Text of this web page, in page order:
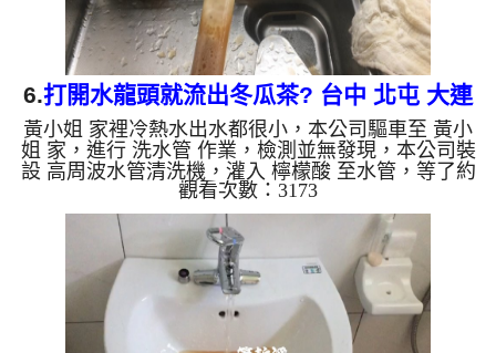
6.打開水龍頭就流出冬瓜茶? 台中 北屯 大連
路 水管清洗
黃小姐 家裡冷熱水出水都很小，本公司驅車至 黃小
姐 家，進行 洗水管 作業，檢測並無發現，本公司裝
設 高周波水管清洗機，灌入 檸檬酸 至水管，等了約
15分，開啟 水管清洗機 ，啟動 螺旋波 模式，剛洗就
流出髒水，顏色越來越深，看起來跟冬瓜茶一樣，兩
個多小時後，出水量回復了。 如是自來水，如水管
老化，會產生鐵鏽跟泥沙堆積，洗出來的水就會是咖
啡色，地下水含有氧化錳，管壁上會結成黑色管垢，
洗出來的水會跟石油一樣黑，有些洗出綠色的水，是
因為裡面有銅的物質，生鏽產生銅綠，如是藍色的
水，是因為水龍頭合...
觀看次數：3173